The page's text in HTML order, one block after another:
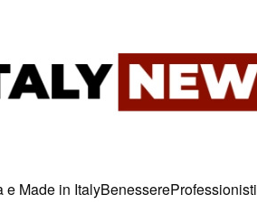
e Made in ItalyBenessereProfessionisti